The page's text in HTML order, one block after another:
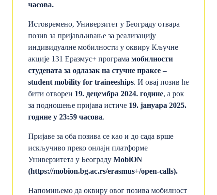
часова.
Истовремено, Универзитет у Београду отвара
позив за пријављивање за реализацију
индивидуалне мобилности у оквиру Кључне
акције 131 Еразмус+ програма мобилности
студената за одлазак на стучне праксе –
student mobility for traineeships. И овај позив ће
бити отворен 19. децембра 2024. године, а рок
за подношење пријава истиче 19. јануара 2025.
године у 23:59 часова.
Пријаве за оба позива се као и до сада врше
искључиво преко онлајн платформе
Универзитета у Београду MobiON
(https://mobion.bg.ac.rs/erasmus+/open-calls).
Напомињемо да оквиру овог позива мобилност